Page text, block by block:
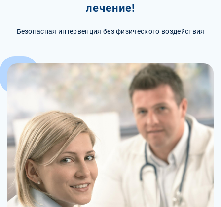
лечение!
Безопасная интервенция без физического воздействия